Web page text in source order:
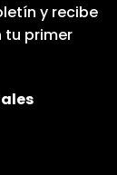
y recibe
tu primer